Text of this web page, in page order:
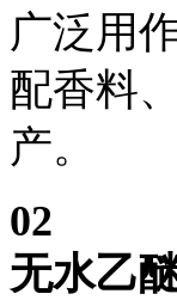
广泛用
配香料
产。
02
无水乙